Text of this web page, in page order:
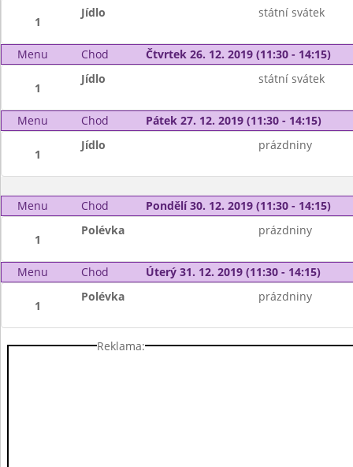
1
Jídlo státní svátek
Menu Chod Čtvrtek 26. 12. 2019 (11:30 - 14:15)
1
Jídlo státní svátek
Menu Chod Pátek 27. 12. 2019 (11:30 - 14:15)
1
Jídlo prázdniny
Menu Chod Pondělí 30. 12. 2019 (11:30 - 14:15)
1
Polévka prázdniny
Menu Chod Úterý 31. 12. 2019 (11:30 - 14:15)
1
Polévka prázdniny
Reklama: